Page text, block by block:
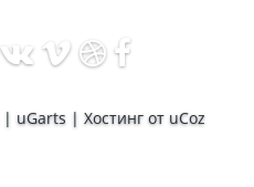
| uGarts | Хостинг от uCoz